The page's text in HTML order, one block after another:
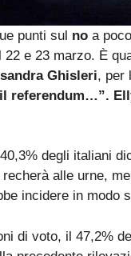
punti sul no a
e 23 marzo. È
Ghisleri, per
referendum…”.
degli italiani
alle urne,
incidere in modo
di voto, il 47,2%